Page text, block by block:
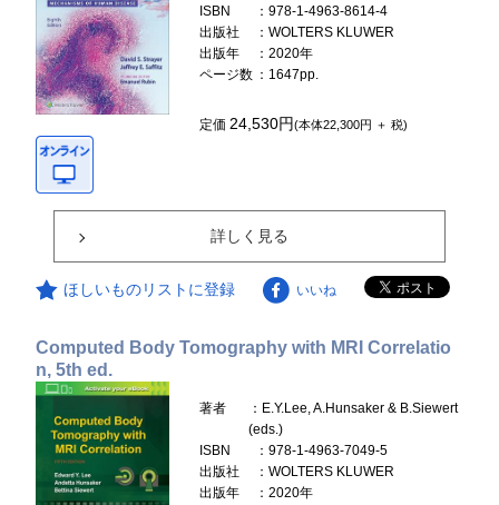
ISBN
：978-1-4963-8614-4
出版社
：WOLTERS KLUWER
出版年
：2020年
ページ数 ：1647pp.
定価24,530円(本体22,300円 ＋ 税)
詳しく見る
ほしいものリストに登録 いいね
Computed Body Tomography with MRI Correlatio
n, 5th ed.
著者
：E.Y.Lee, A.Hunsaker & B.Siewert
(eds.)
ISBN
：978-1-4963-7049-5
出版社
：WOLTERS KLUWER
出版年
：2020年